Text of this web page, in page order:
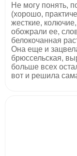
Не могу понять,
(хорошо,
жесткие,
обожрали ее,
белокочанная
Она еще и
брюссельская,
больше всех
вот и решила